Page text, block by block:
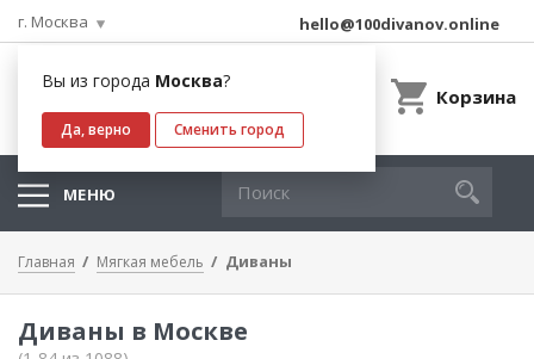
г. Москва
Вы из города Москва?
Да, верно Сменить город
hello@100divanov.online
Корзина
МЕНЮ
Главная Мягкая мебель Диваны
Диваны в Москве